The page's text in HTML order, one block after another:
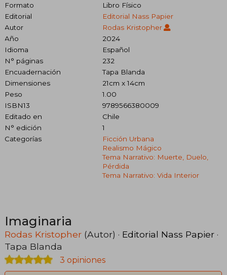
Formato
Libro Físico
Editorial
Editorial Nass Papier
Autor
Rodas Kristopher
Año
2024
Idioma
Español
N° páginas
232
Encuadernación
Tapa Blanda
Dimensiones
21cm x 14cm
Peso
1.00
ISBN13
9789566380009
Editado en
Chile
N° edición
1
Categorías
Ficción Urbana
Realismo Mágico
Tema Narrativo: Muerte, Duelo,
Pérdida
Tema Narrativo: Vida Interior
Imaginaria
Rodas Kristopher (Autor) · Editorial Nass Papier ·
Tapa Blanda
3 opiniones